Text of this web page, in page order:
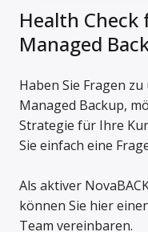
Health Check
Managed
Haben Sie Fragen
Managed Backup,
Strategie für Ihre
Sie einfach eine
Als aktiver
können Sie hier
Team vereinbaren.